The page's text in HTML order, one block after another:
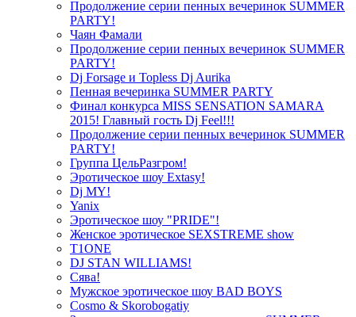
Продолжение серии пенных вечеринок SUMMER
PARTY!
Чаян Фамали
Продолжение серии пенных вечеринок SUMMER
PARTY!
Dj Forsage и Topless Dj Aurika
Пенная вечеринка SUMMER PARTY
Финал конкурса MISS SENSATION SAMARA
2015! Главный гость Dj Feel!!!
Продолжение серии пенных вечеринок SUMMER
PARTY!
Группа ЦельРазгром!
Эротическое шоу Extasy!
Dj MY!
Yanix
Эротическое шоу "PRIDE"!
Женское эротическое SEXSTREME show
T1ONE
DJ STAN WILLIAMS!
Сява!
Мужское эротическое шоу BAD BOYS
Cosmo & Skorobogatiy